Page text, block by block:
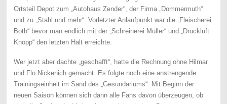
Ortsteil Depot zum „Autohaus Zender“, der Firma „Dommermuth“
und zu „Stahl und mehr“. Vorletzter Anlaufpunkt war die „Fleischerei
Both“ bevor man endlich mit der „Schreinerei Müller“ und „Druckluft
Knopp“ den letzten Halt erreichte.
Wer jetzt aber dachte „geschafft“, hatte die Rechnung ohne Hilmar
und Flo Nickenich gemacht. Es folgte noch eine anstrengende
Trainingseinheit im Sand des „Gesundariums“. Mit Beginn der
neuen Saison können sich dann alle Fans davon überzeugen, ob